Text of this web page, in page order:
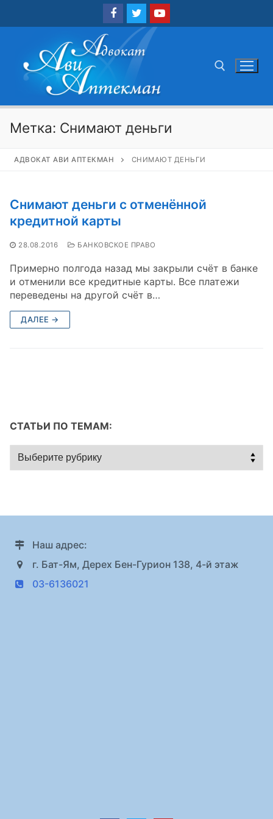
Метка: Снимают деньги
АДВОКАТ АВИ АПТЕКМАН СНИМАЮТ ДЕНЬГИ
Снимают деньги с отменённой
кредитной карты
28.08.2016 БАНКОВСКОЕ ПРАВО
Примерно полгода назад мы закрыли счёт в банке
и отменили все кредитные карты. Все платежи
переведены на другой счёт в…
ДАЛЕЕ →
СТАТЬИ ПО ТЕМАМ:
Статьи
по
Наш адрес:
г. Бат-Ям, Дерех Бен-Гурион 138, 4-й этаж
03-6136021